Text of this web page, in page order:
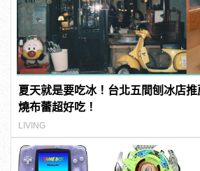
夏天就是要吃冰！台北五間刨冰店
燒布蕾超好吃！
LIVING